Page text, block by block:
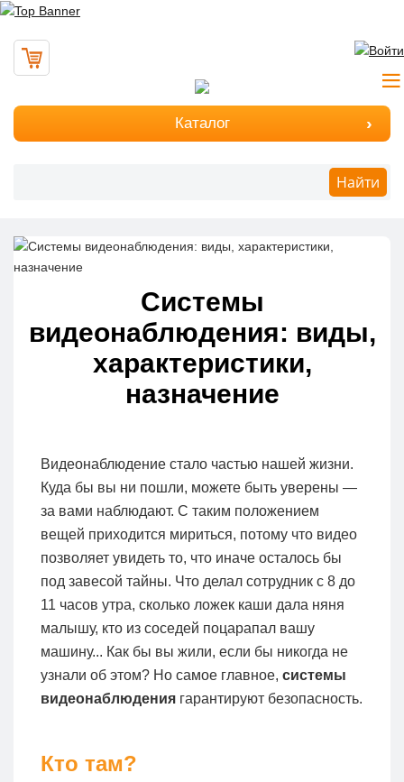
Каталог
Найти
Системы
видеонаблюдения: виды,
характеристики,
назначение
Видеонаблюдение стало частью нашей жизни.
Куда бы вы ни пошли, можете быть уверены —
за вами наблюдают. С таким положением
вещей приходится мириться, потому что видео
позволяет увидеть то, что иначе осталось бы
под завесой тайны. Что делал сотрудник с 8 до
11 часов утра, сколько ложек каши дала няня
малышу, кто из соседей поцарапал вашу
машину... Как бы вы жили, если бы никогда не
узнали об этом? Но самое главное, системы
видеонаблюдения гарантируют безопасность.
Кто там?